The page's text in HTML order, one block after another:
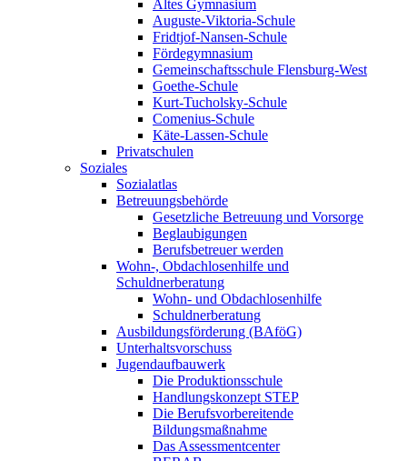
Altes Gymnasium
Auguste-Viktoria-Schule
Fridtjof-Nansen-Schule
Fördegymnasium
Gemeinschaftsschule Flensburg-West
Goethe-Schule
Kurt-Tucholsky-Schule
Comenius-Schule
Käte-Lassen-Schule
Privatschulen
Soziales
Sozialatlas
Betreuungsbehörde
Gesetzliche Betreuung und Vorsorge
Beglaubigungen
Berufsbetreuer werden
Wohn-, Obdachlosenhilfe und
Schuldnerberatung
Wohn- und Obdachlosenhilfe
Schuldnerberatung
Ausbildungsförderung (BAföG)
Unterhaltsvorschuss
Jugendaufbauwerk
Die Produktionsschule
Handlungskonzept STEP
Die Berufsvorbereitende
Bildungsmaßnahme
Das Assessmentcenter